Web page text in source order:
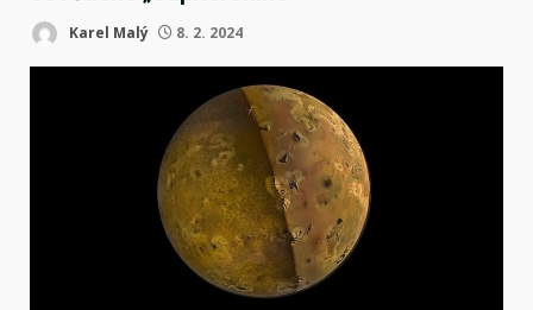
Karel Malý 8. 2. 2024